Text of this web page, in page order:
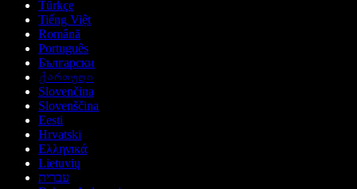
Türkçe
Tiếng Việt
Română
Português
Български
ქართული
Slovenčina
Slovenščina
Eesti
Hrvatski
Ελληνικά
Lietuvių
עברית